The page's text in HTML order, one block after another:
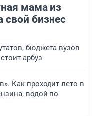
мама из
свой бизнес
бюджета вузов
арбуз
Как проходит лето в
водой по